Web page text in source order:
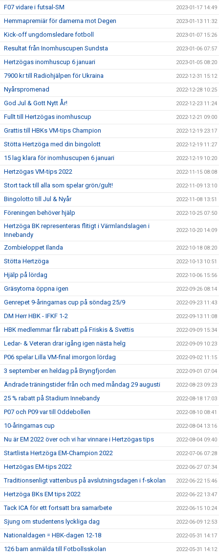
F07 vidare i futsal-SM 2023-01-17 14:49
Hemmapremiär för damerna mot Degen 2023-01-13 11:32
Kick-off ungdomsledare fotboll 2023-01-07 15:26
Resultat från Inomhuscupen Sundsta 2023-01-06 07:57
Hertzögas inomhuscup 6 januari 2023-01-05 08:20
7900 kr till Radiohjälpen för Ukraina 2022-12-31 15:12
Nyårspromenad 2022-12-28 10:25
God Jul & Gott Nytt År! 2022-12-23 11:24
Fullt till Hertzögas inomhuscup 2022-12-21 09:00
Grattis till HBKs VM-tips Champion 2022-12-19 23:17
Stötta Hertzöga med din bingolott 2022-12-19 11:27
15 lag klara för inomhuscupen 6 januari 2022-12-19 10:20
Hertzögas VM-tips 2022 2022-11-15 08:08
Stort tack till alla som spelar grön/gult! 2022-11-09 13:10
Bingolotto till Jul & Nyår 2022-11-08 13:51
Föreningen behöver hjälp 2022-10-25 07:50
Hertzöga BK representeras flitigt i Värmlandslagen i
Innebandy
2022-10-20 14:09
Zombieloppet Ilanda 2022-10-18 08:20
Stötta Hertzöga 2022-10-13 10:51
Hjälp på lördag 2022-10-06 15:56
Gräsytorna öppna igen 2022-09-26 08:14
Genrepet 9-åringarnas cup på söndag 25/9 2022-09-23 11:43
DM Herr HBK - IFKF 1-2 2022-09-13 11:08
HBK medlemmar får rabatt på Friskis & Svettis 2022-09-09 15:34
Ledar- & Veteran drar igång igen nästa helg 2022-09-09 10:23
P06 spelar Lilla VM-final imorgon lördag 2022-09-02 11:15
3 september en heldag på Bryngfjorden 2022-09-01 07:04
Ändrade träningstider från och med måndag 29 augusti 2022-08-23 09:23
25 % rabatt på Stadium Innebandy 2022-08-18 17:03
P07 och P09 var till Oddebollen 2022-08-10 08:41
10-åringarnas cup 2022-08-04 13:16
Nu är EM 2022 över och vi har vinnare i Hertzögas tips 2022-08-04 09:40
Startlista Hertzöga EM-Champion 2022 2022-07-06 07:28
Hertzögas EM-tips 2022 2022-06-27 07:34
Traditionsenligt vattenbus på avslutningsdagen i f-skolan 2022-06-22 15:46
Hertzöga BKs EM tips 2022 2022-06-22 13:47
Tack ICA för ett fortsatt bra samarbete 2022-06-15 10:24
Sjung om studentens lyckliga dag 2022-06-09 12:53
Nationaldagen = HBK-dagen 12-18 2022-05-31 14:17
126 barn anmälda till Fotbollsskolan 2022-05-31 14:12